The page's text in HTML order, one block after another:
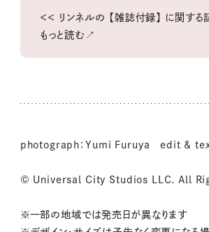
＜＜ リンネルの 【雑誌付録】 に関する
もっと読む↗
photograph：Yumi Furuya edit &
© Universal City Studios LLC. All
※一部の地域では発売日が異なります